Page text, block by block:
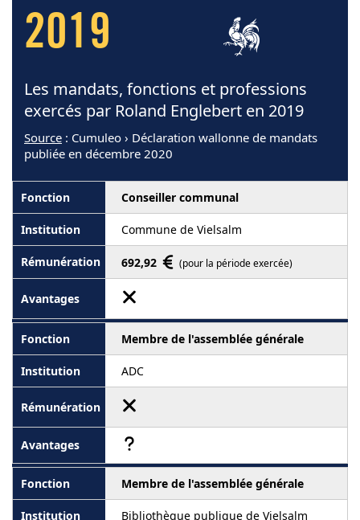
2019
Les mandats, fonctions et professions
exercés par Roland Englebert en 2019
Source : Cumuleo › Déclaration wallonne de mandats
publiée en décembre 2020
Conseiller communal
Commune de Vielsalm
692,92 (pour la période exercée)
Membre de l'assemblée générale
ADC
Membre de l'assemblée générale
Bibliothèque publique de Vielsalm